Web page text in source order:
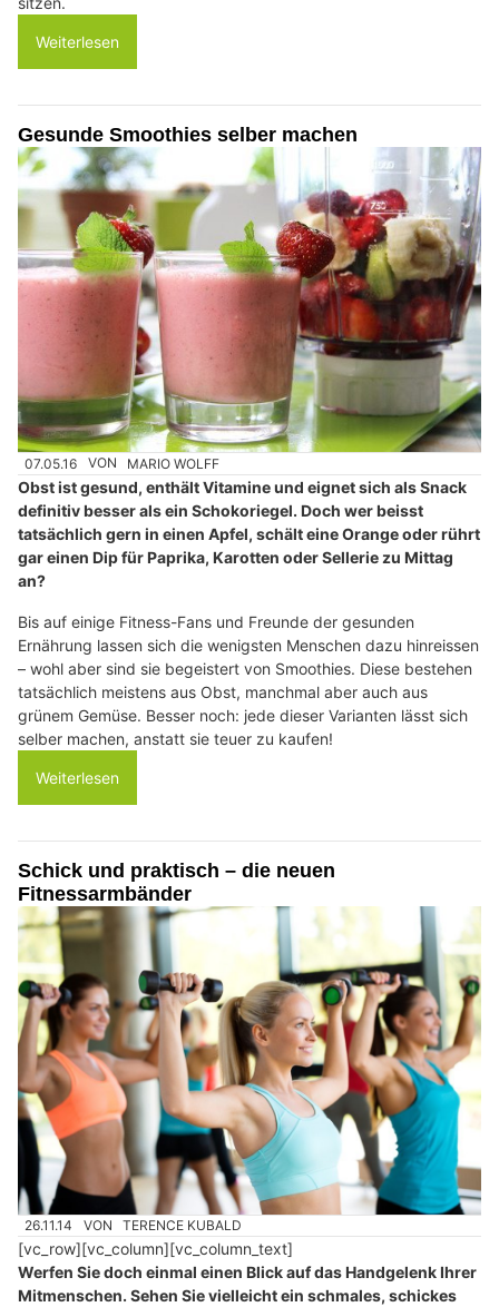
Weiterlesen
Gesunde Smoothies selber machen
07.05.16 VON MARIO WOLFF
Obst ist gesund, enthält Vitamine und eignet sich als Snack
definitiv besser als ein Schokoriegel. Doch wer beisst
tatsächlich gern in einen Apfel, schält eine Orange oder rührt
gar einen Dip für Paprika, Karotten oder Sellerie zu Mittag
an?
Bis auf einige Fitness-Fans und Freunde der gesunden
Ernährung lassen sich die wenigsten Menschen dazu hinreissen
– wohl aber sind sie begeistert von Smoothies. Diese bestehen
tatsächlich meistens aus Obst, manchmal aber auch aus
grünem Gemüse. Besser noch: jede dieser Varianten lässt sich
selber machen, anstatt sie teuer zu kaufen!
Weiterlesen
Schick und praktisch – die neuen
Fitnessarmbänder
26.11.14 VON TERENCE KUBALD
[vc_row][vc_column][vc_column_text]
Werfen Sie doch einmal einen Blick auf das Handgelenk Ihrer
Mitmenschen. Sehen Sie vielleicht ein schmales, schickes